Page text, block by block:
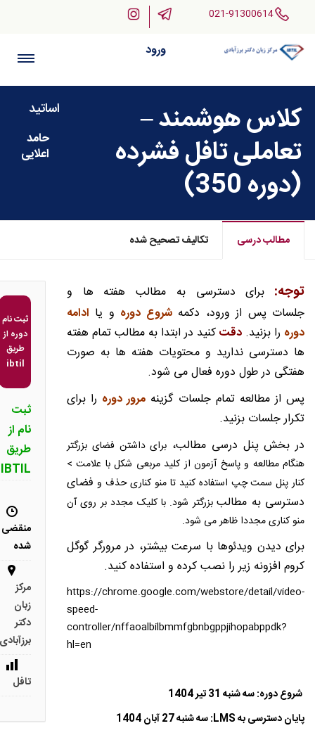
021-91300614
ورود
کلاس هوشمند –
تعاملی تافل فشرده
(دوره 350)
اساتید
حامد
اعلایی
مطالب درسی تکالیف تصحیح شده
توجه: برای دسترسی به مطالب هفته ها و
جلسات پس از ورود، دکمهشروع دوره و یا ادامه
دوره را بزنید. دقتکنید در ابتدا به مطالب تمام هفته
ها دسترسی ندارید و محتویات هفته ها به صورت
هفتگی در طول دوره فعال می شود.
پس از مطالعه تمام جلسات گزینه مرور دوره را برای
تکرار جلسات بزنید.
در بخش پنل درسی مطالب، برای داشتن فضای بزرگتر
هنگام مطالعه و پاسخ آزمون از کلید مربعی شکل با علامت >
کنار پنل سمت چپ استفاده کنید تا منو کناری حذف و فضای
دسترسی به مطالببزرگتر شود. با کلیک مجدد بر روی آن
منو کناری مجددا ظاهر می شود.
برای دیدن ویدئوها با سرعت بیشتر، در مرورگر گوگل
کروم افزونه زیر را نصب کرده و استفاده کنید.
https://chrome.google.com/webstore/detail/video-
speed-
controller/nffaoalbilbmmfgbnbgppjihopabppdk?
hl=en
شروع دوره: سه شنبه 31 تیر 1404
پایان دسترسی به LMS: سه شنبه 27 آبان 1404
ثبت نام
دوره از
طریق
ibtil
ثبت
نام از
طریق
IBTIL
منقضی
شده
مرکز
زبان
دکتر
برزآبادی
تافل